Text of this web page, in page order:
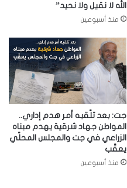
الله لا نقيل ولا نحيد”
منذ أسبوعين
جت: بعد تلّقيه أمر هدم إداري..
المواطن جهاد شرقية يهدم مبناه
الزراعي في جت والمجلس المحلّي
يعقّب
منذ أسبوعين